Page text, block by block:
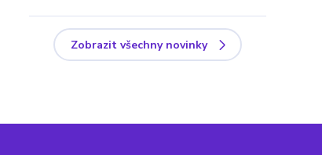
Zobrazit všechny novinky